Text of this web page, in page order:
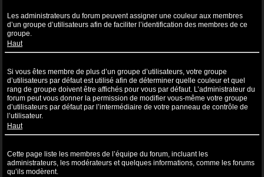
Les administrateurs du forum peuvent assigner une couleur aux membres
d’un groupe d’utilisateurs afin de faciliter l’identification des membres de ce
groupe.
Haut
Si vous êtes membre de plus d’un groupe d’utilisateurs, votre groupe
d’utilisateurs par défaut est utilisé afin de déterminer quelle couleur et quel
rang de groupe doivent être affichés pour vous par défaut. L’administrateur du
forum peut vous donner la permission de modifier vous-même votre groupe
d’utilisateurs par défaut par l’intermédiaire de votre panneau de contrôle de
l’utilisateur.
Haut
Cette page liste les membres de l’équipe du forum, incluant les
administrateurs, les modérateurs et quelques informations, comme les forums
qu’ils modèrent.